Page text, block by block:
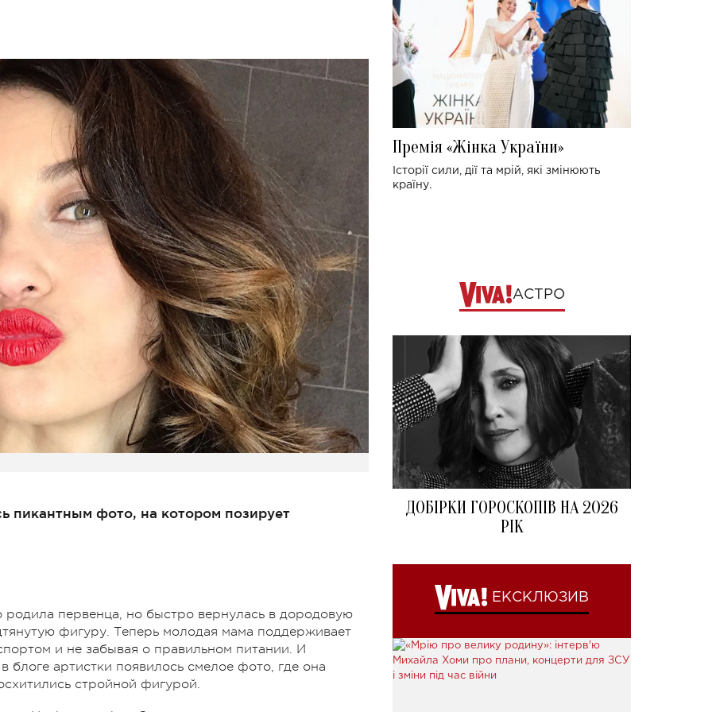
пикантным фото, на котором позирует
родила первенца, но быстро вернулась в дородовую
фигуру. Теперь молодая мама поддерживает
и не забывая о правильном питании. И
блоге артистки появилось смелое фото, где она
стройной фигурой.
Премія «Жінка України»
Історії сили, дії та мрій, які змінюють
країну.
АСТРО
ДОБІРКИ ГОРОСКОПІВ НА 2026
РІК
ЕКСКЛЮЗИВ